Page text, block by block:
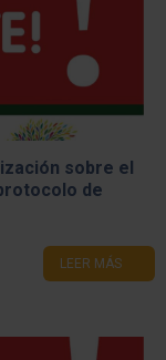
sobre el
de
LEER MÁS